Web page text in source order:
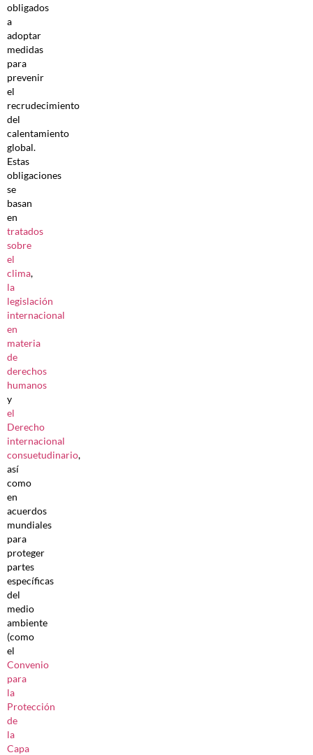
obligados
a
adoptar
medidas
para
prevenir
el
recrudecimiento
del
calentamiento
global.
Estas
obligaciones
se
basan
en
tratados
sobre
el
clima,
la
legislación
internacional
en
materia
de
derechos
humanos
y
el
Derecho
internacional
consuetudinario,
así
como
en
acuerdos
mundiales
para
proteger
partes
específicas
del
medio
ambiente
(como
el
Convenio
para
la
Protección
de
la
Capa